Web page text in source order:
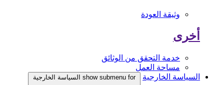
وثيقة العودة
أخرى
خدمة التحقق من الوثائق
مساحة العمل
السياسة الخارجية
show submenu for السياسة الخارجية